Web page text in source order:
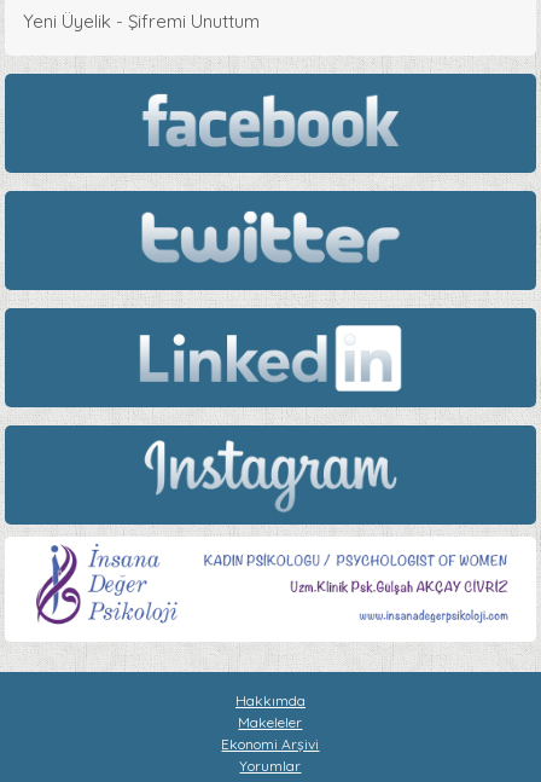
Yeni Üyelik -Şifremi Unuttum
Hakkımda
Makeleler
Ekonomi Arşivi
Yorumlar